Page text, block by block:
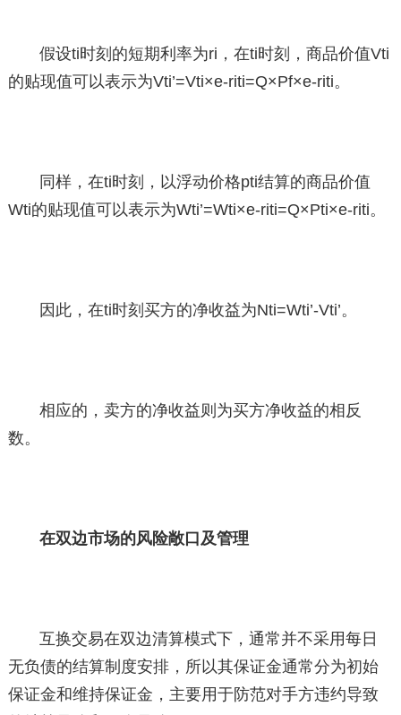
假设ti时刻的短期利率为ri，在ti时刻，商品价值Vti
的贴现值可以表示为Vti’=Vti×e-riti=Q×Pf×e-riti。
同样，在ti时刻，以浮动价格pti结算的商品价值
Wti的贴现值可以表示为Wti’=Wti×e-riti=Q×Pti×e-riti。
因此，在ti时刻买方的净收益为Nti=Wti’-Vti’。
相应的，卖方的净收益则为买方净收益的相反
数。
在双边市场的风险敞口及管理
互换交易在双边清算模式下，通常并不采用每日
无负债的结算制度安排，所以其保证金通常分为初始
保证金和维持保证金，主要用于防范对手方违约导致